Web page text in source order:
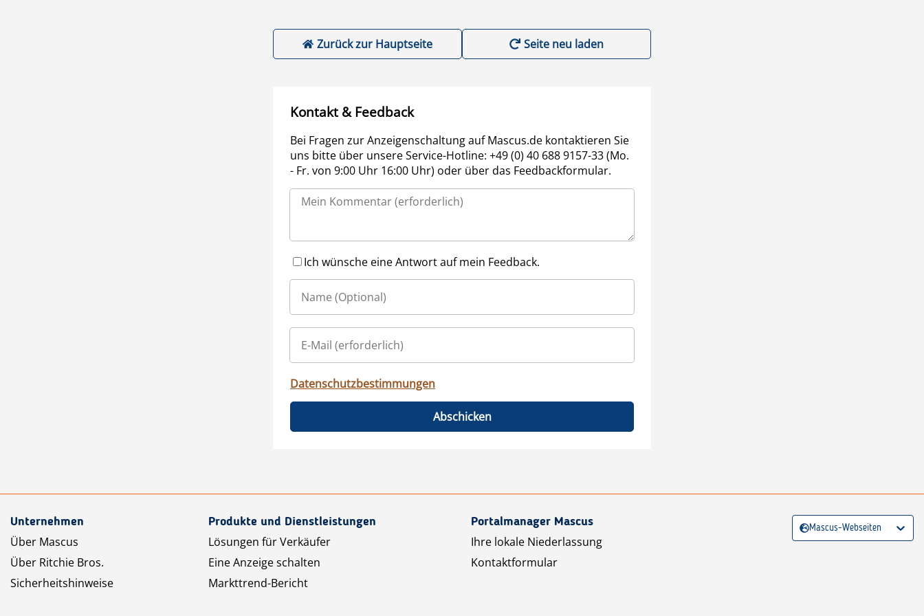
Zurück zur Hauptseite Seite neu laden
Kontakt & Feedback
Bei Fragen zur Anzeigenschaltung auf Mascus.de kontaktieren Sie
uns bitte über unsere Service-Hotline: +49 (0) 40 688 9157-33 (Mo.
- Fr. von 9:00 Uhr 16:00 Uhr) oder über das Feedbackformular.
Ich wünsche eine Antwort auf mein Feedback.
Datenschutzbestimmungen
Abschicken
Unternehmen
Über Mascus
Über Ritchie Bros.
Sicherheitshinweise
Produkte und Dienstleistungen
Lösungen für Verkäufer
Eine Anzeige schalten
Markttrend-Bericht
Portalmanager Mascus
Ihre lokale Niederlassung
Kontaktformular
Mascus-Webseiten